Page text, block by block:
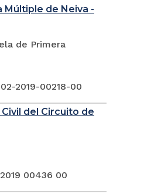
Múltiple de Neiva -
de Primera
2019-00218-00
del Circuito de
2019 00436 00